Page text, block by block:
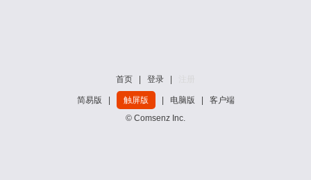
首页 登录
简易版 触屏版 电脑版
客户端
© Comsenz Inc.